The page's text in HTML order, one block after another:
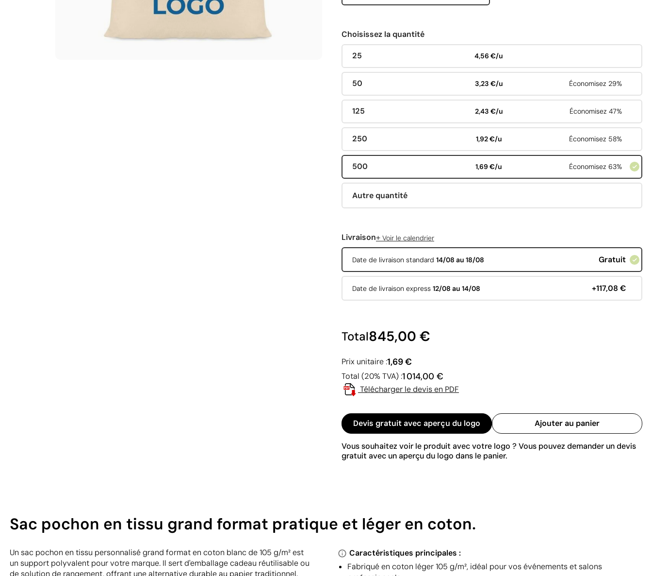
Choisissez la quantité
25 4,56 €/u
50 3,23 €/u Économisez 29%
125 2,43 €/u Économisez 47%
250 1,92 €/u Économisez 58%
500 1,69 €/u Économisez 63%
Autre quantité
Livraison+ Voir le calendrier
Date de livraison standard 14/08 au 18/08 Gratuit
Date de livraison express 12/08 au 14/08 +117,08 €
Total845,00 €
Prix unitaire :1,69 €
Total (20% TVA) :1 014,00 €
Télécharger le devis en PDF
Devis gratuit avec aperçu du logo Ajouter au panier
Vous souhaitez voir le produit avec votre logo ? Vous pouvez demander un devis
gratuit avec un aperçu du logo dans le panier.
Sac pochon en tissu grand format pratique et léger en coton.
Un sac pochon en tissu personnalisé grand format en coton blanc de 105 g/m² est
un support polyvalent pour votre marque. Il sert d'emballage cadeau réutilisable ou
Caractéristiques principales :
Fabriqué en coton léger 105 g/m², idéal pour vos événements et salons